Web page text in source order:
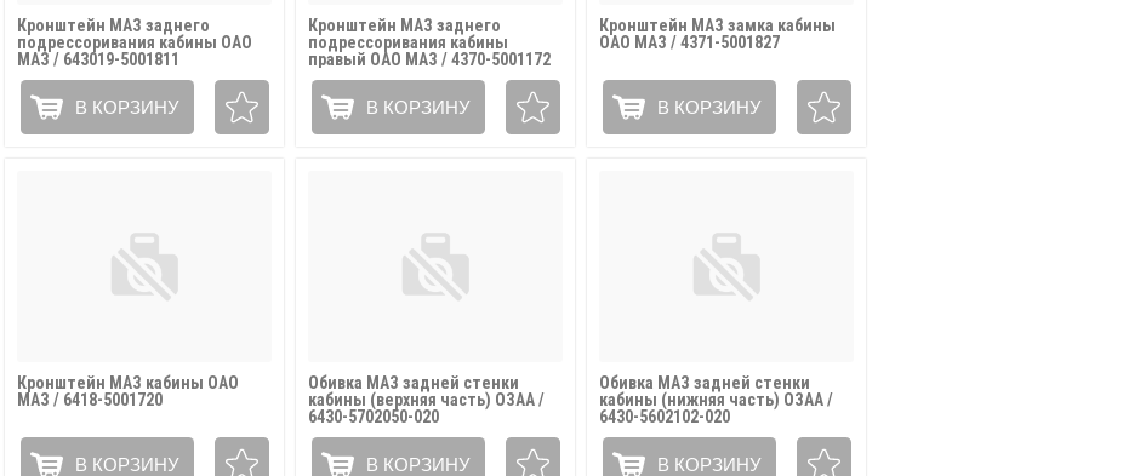
Кронштейн МАЗ заднего
подрессоривания кабины ОАО
МАЗ / 643019-5001811
В КОРЗИНУ
Кронштейн МАЗ заднего
подрессоривания кабины
правый ОАО МАЗ / 4370-5001172
В КОРЗИНУ
Кронштейн МАЗ замка кабины
ОАО МАЗ / 4371-5001827
В КОРЗИНУ
Кронштейн МАЗ кабины ОАО
МАЗ / 6418-5001720
В КОРЗИНУ
Обивка МАЗ задней стенки
кабины (верхняя часть) ОЗАА /
6430-5702050-020
В КОРЗИНУ
Обивка МАЗ задней стенки
кабины (нижняя часть) ОЗАА /
6430-5602102-020
В КОРЗИНУ